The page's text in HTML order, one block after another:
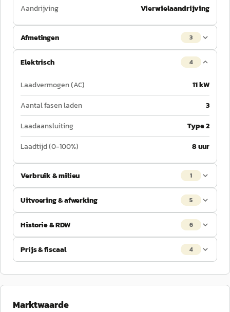
Aandrijving
Vierwielaandrijving
Afmetingen 3
Elektrisch 4
Laadvermogen (AC)
11 kW
Aantal fasen laden
3
Laadaansluiting
Type 2
Laadtijd (0-100%)
8 uur
Verbruik & milieu 1
Uitvoering & afwerking 5
Historie & RDW 6
Prijs & fiscaal 4
Marktwaarde